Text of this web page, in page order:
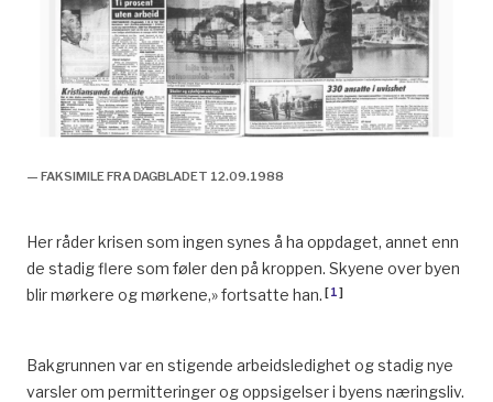
— FAKSIMILE FRA DAGBLADET 12.09.1988
Her råder krisen som ingen synes å ha oppdaget, annet enn
de stadig flere som føler den på kroppen. Skyene over byen
blir mørkere og mørkene,» fortsatte han. [1]
Bakgrunnen var en stigende arbeidsledighet og stadig nye
varsler om permitteringer og oppsigelser i byens næringsliv.